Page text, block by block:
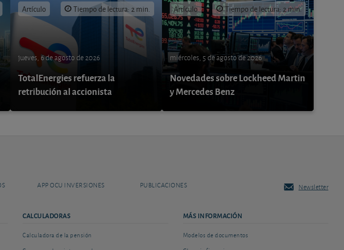
Artículo Tiempo de lectura: 2 min.
jueves, 6 de agosto de 2026
TotalEnergies refuerza la
retribución al accionista
Artículo Tiempo de lectura: 2 min.
miércoles, 5 de agosto de 2026
Novedades sobre Lockheed Martin
y Mercedes Benz
APP OCU INVERSIONES PUBLICACIONES Newsletter
CALCULADORAS
Calculadora de la pensión
MÁS INFORMACIÓN
Modelos de documentos